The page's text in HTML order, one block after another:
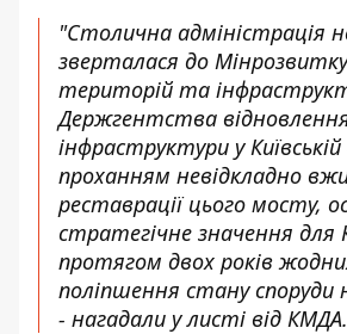
"Столична адміністрація
зверталася до
територій та
Держгентства
інфраструктури у
проханням невідкладно
реставрації цього мосту,
стратегічне значення для
протягом двох років
поліпшення стану споруди
- нагадали у листі від КМДА.